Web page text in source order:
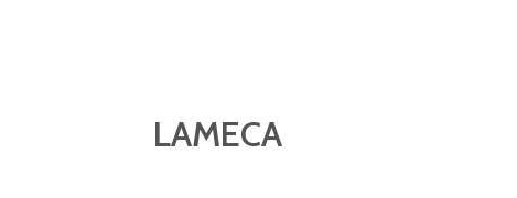
LAMECA